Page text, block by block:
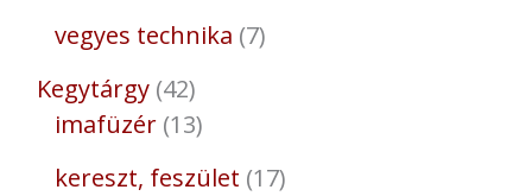
vegyes technika 7
Kegytárgy 42
imafüzér 13
kereszt, feszület 17